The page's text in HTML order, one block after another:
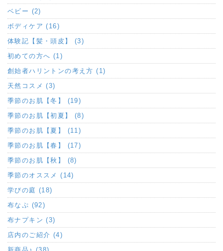
ベビー (2)
ボディケア (16)
体験記【髪・頭皮】 (3)
初めての方へ (1)
創始者ハリントンの考え方 (1)
天然コスメ (3)
季節のお肌【冬】 (19)
季節のお肌【初夏】 (8)
季節のお肌【夏】 (11)
季節のお肌【春】 (17)
季節のお肌【秋】 (8)
季節のオススメ (14)
学びの庭 (18)
布なぷ (92)
布ナプキン (3)
店内のご紹介 (4)